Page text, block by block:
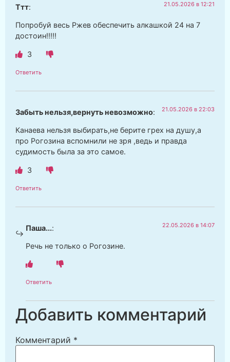
Ттт: 21.05.2026 в 12:21
Попробуй весь Ржев обеспечить алкашкой 24 на 7
достоин!!!!!
3
Ответить
Забыть нельзя,вернуть невозможно: 21.05.2026 в 22:03
Канаева нельзя выбирать,не берите грех на душу,а
про Рогозина вспомнили не зря ,ведь и правда
судимость была за это самое.
3
Ответить
Паша...: 22.05.2026 в 14:07
Речь не только о Рогозине.
Ответить
Добавить комментарий
Комментарий *